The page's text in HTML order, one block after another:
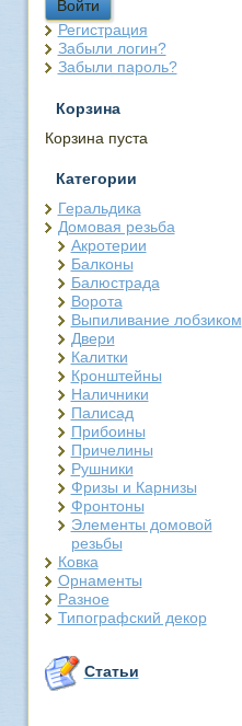
Войти
Регистрация
Забыли логин?
Забыли пароль?
Корзина
Корзина пуста
Категории
Геральдика
Домовая резьба
Акротерии
Балконы
Балюстрада
Ворота
Выпиливание лобзиком
Двери
Калитки
Кронштейны
Наличники
Палисад
Прибоины
Причелины
Рушники
Фризы и Карнизы
Фронтоны
Элементы домовой
резьбы
Ковка
Орнаменты
Разное
Типографский декор
Статьи